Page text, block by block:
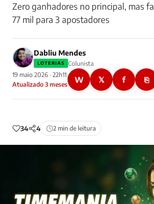
Zero ganhadores no principal, mas
77 mil para 3 apostadores
Dabliu Mendes
LOTERIAS
Colunista
19 maio 2026 · 22h11
Atualizado 3 meses
W 𝕏 f ⎘
34 4 2 min de leitura